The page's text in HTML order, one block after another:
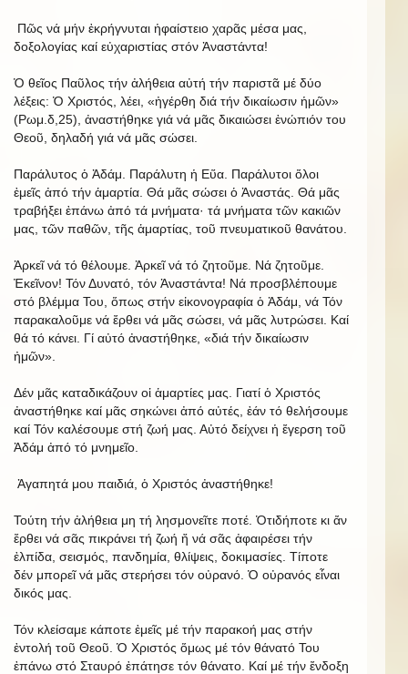
Πῶς νά μήν ἐκρήγνυται ἡφαίστειο χαρᾶς μέσα μας,
δοξολογίας καί εὐχαριστίας στόν Ἀναστάντα!
Ὁ θεῖος Παῦλος τήν ἀλήθεια αὐτή τήν παριστᾶ μέ δύο
λέξεις: Ὁ Χριστός, λέει, «ἠγέρθη διά τήν δικαίωσιν ἡμῶν»
(Ρωμ.δ,25), ἀναστήθηκε γιά νά μᾶς δικαιώσει ἐνώπιόν του
Θεοῦ, δηλαδή γιά νά μᾶς σώσει.
Παράλυτος ὁ Ἀδάμ. Παράλυτη ἡ Εὕα. Παράλυτοι ὅλοι
ἐμεῖς ἀπό τήν ἁμαρτία. Θά μᾶς σώσει ὁ Ἀναστάς. Θά μᾶς
τραβήξει ἐπάνω ἀπό τά μνήματα· τά μνήματα τῶν κακιῶν
μας, τῶν παθῶν, τῆς ἁμαρτίας, τοῦ πνευματικοῦ θανάτου.
Ἀρκεῖ νά τό θέλουμε. Ἀρκεῖ νά τό ζητοῦμε. Νά ζητοῦμε.
Ἐκεῖνον! Τόν Δυνατό, τόν Ἀναστάντα! Νά προσβλέπουμε
στό βλέμμα Του, ὅπως στήν εἰκονογραφία ὁ Ἀδάμ, νά Τόν
παρακαλοῦμε νά ἔρθει νά μᾶς σώσει, νά μᾶς λυτρώσει. Καί
θά τό κάνει. Γί αὐτό ἀναστήθηκε, «διά τήν δικαίωσιν
ἠμῶν».
Δέν μᾶς καταδικάζουν οἱ ἁμαρτίες μας. Γιατί ὁ Χριστός
ἀναστήθηκε καί μᾶς σηκώνει ἀπό αὐτές, ἐάν τό θελήσουμε
καί Τόν καλέσουμε στή ζωή μας. Αὐτό δείχνει ἡ ἔγερση τοῦ
Ἀδάμ ἀπό τό μνημεῖο.
Ἀγαπητά μου παιδιά, ὁ Χριστός ἀναστήθηκε!
Τούτη τήν ἀλήθεια μη τή λησμονεῖτε ποτέ. Ὁτιδήποτε κι ἄν
ἔρθει νά σᾶς πικράνει τή ζωή ἤ νά σᾶς ἀφαιρέσει τήν
ἐλπίδα, σεισμός, πανδημία, θλίψεις, δοκιμασίες. Τίποτε
δέν μπορεῖ νά μᾶς στερήσει τόν οὐρανό. Ὁ οὐρανός εἶναι
δικός μας.
Τόν κλείσαμε κάποτε ἐμεῖς μέ τήν παρακοή μας στήν
ἐντολή τοῦ Θεοῦ. Ὁ Χριστός ὅμως μέ τόν θάνατό Του
ἐπάνω στό Σταυρό ἐπάτησε τόν θάνατο. Καί μέ τήν ἔνδοξη